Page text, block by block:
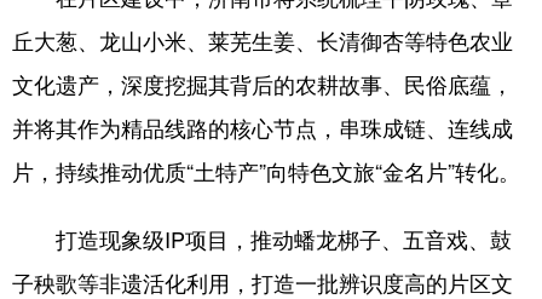
丘大葱、龙山小米、莱芜生姜、长清御杏等特色农业
文化遗产，深度挖掘其背后的农耕故事、民俗底蕴，
并将其作为精品线路的核心节点，串珠成链、连线成
片，持续推动优质“土特产”向特色文旅“金名片”转化。
打造现象级IP项目，推动蟠龙梆子、五音戏、鼓
子秧歌等非遗活化利用，打造一批辨识度高的片区文